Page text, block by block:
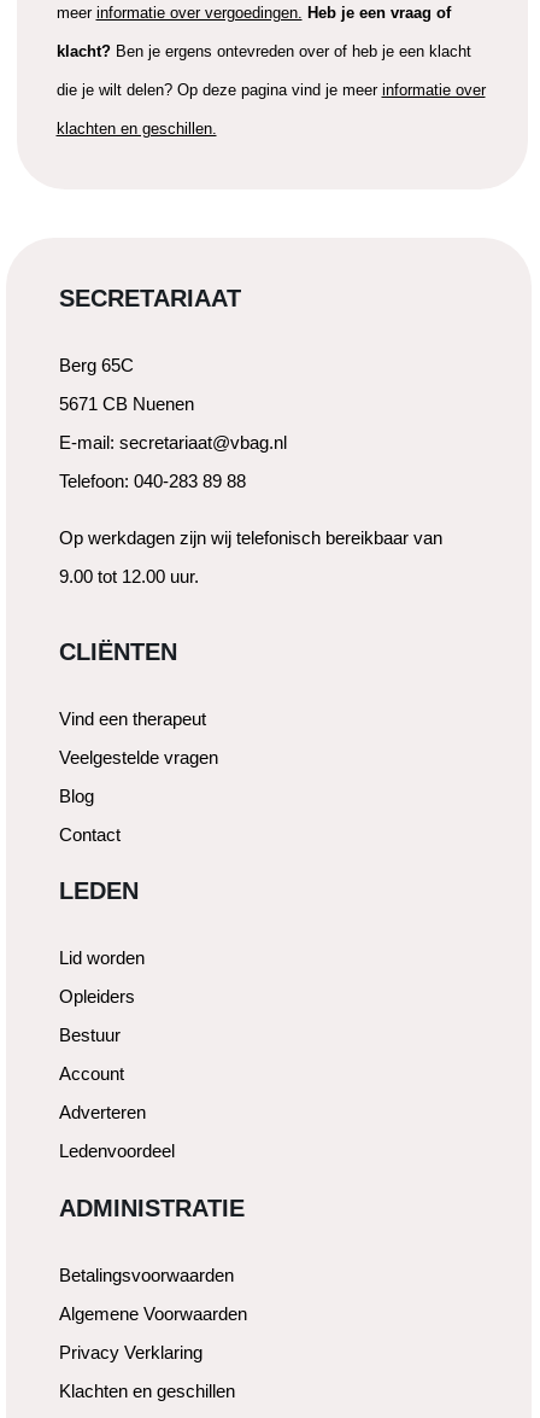
meer informatie over vergoedingen. Heb je een vraag of
klacht? Ben je ergens ontevreden over of heb je een klacht
die je wilt delen? Op deze pagina vind je meer informatie over
klachten en geschillen.
SECRETARIAAT
Berg 65C
5671 CB Nuenen
E-mail: secretariaat@vbag.nl
Telefoon: 040-283 89 88
Op werkdagen zijn wij telefonisch bereikbaar van
9.00 tot 12.00 uur.
CLIËNTEN
Vind een therapeut
Veelgestelde vragen
Blog
Contact
LEDEN
Lid worden
Opleiders
Bestuur
Account
Adverteren
Ledenvoordeel
ADMINISTRATIE
Betalingsvoorwaarden
Algemene Voorwaarden
Privacy Verklaring
Klachten en geschillen